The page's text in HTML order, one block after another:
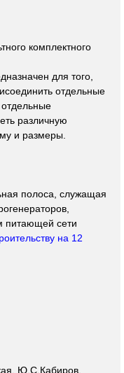
комплектного
для того,
отдельные
различную
и размеры.
полоса, служащая
питающей сети
на 12
Ю.С.Кабиров.